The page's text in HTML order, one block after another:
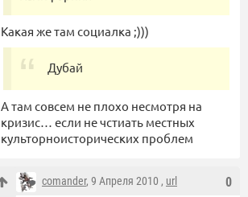
Какая же там социалка ;)))
Дубай
А там совсем не плохо несмотря на
кризис… если не чстиать местных
культорноисторических проблем
0
comander, 9 Апреля 2010 , url